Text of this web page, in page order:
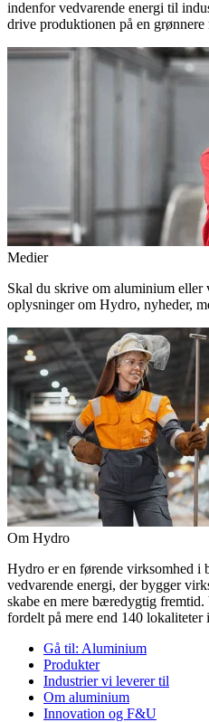
indenfor vedvarende energi til
drive produktionen på en grønnere
Medier
Skal du skrive om aluminium eller
oplysninger om Hydro, nyheder,
Om Hydro
Hydro er en førende virksomhed i
vedvarende energi, der bygger
skabe en mere bæredygtig
fordelt på mere end 140 lokaliteter
Gå til: Aluminium
Produkter
Industrier vi leverer til
Om aluminium
Innovation og F&U